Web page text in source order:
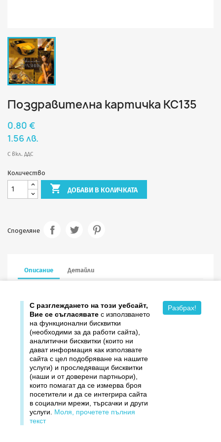
Поздравителна картичка КС135
0.80 €
1.56 лв.
С вкл. ДДС
Количество
 ДОБАВИ В КОЛИЧКАТА
Споделяне
Описание Детайли
Продукти
Издателство ДОМИНО
Вашият профил
С разглеждането на този уебсайт,
Вие се съгласявате с използването
на функционални бисквитки
(необходими за да работи сайта),
аналитични бисквитки (които ни
дават информация как използвате
сайта с цел подобряване на нашите
услуги) и проследяващи бисквитки
(наши и от доверени партньори),
които помагат да се измерва броя
посетители и да се интегрира сайта
в социални мрежи, търсачки и други
услуги.
Моля, прочетете пълния
текст
Разбрах!